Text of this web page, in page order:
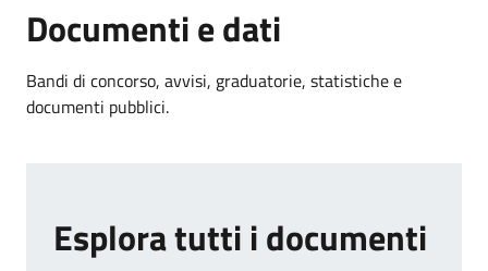
Documenti e dati
Bandi di concorso, avvisi, graduatorie, statistiche e
documenti pubblici.
Esplora tutti i documenti